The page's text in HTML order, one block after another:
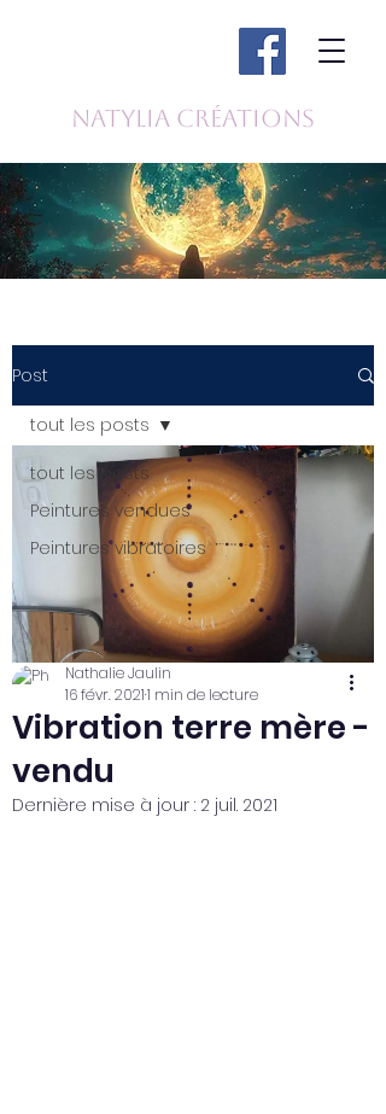
Natylia Créations
Post
tout les posts
Peintures vendues
Peintures vibratoires
tout les posts
Vibration terre mère -
vendu
Nathalie Jaulin
16 févr. 20211 min de lecture
Dernière mise à jour : 2 juil. 2021